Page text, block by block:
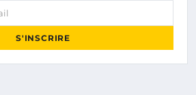
S'INSCRIRE